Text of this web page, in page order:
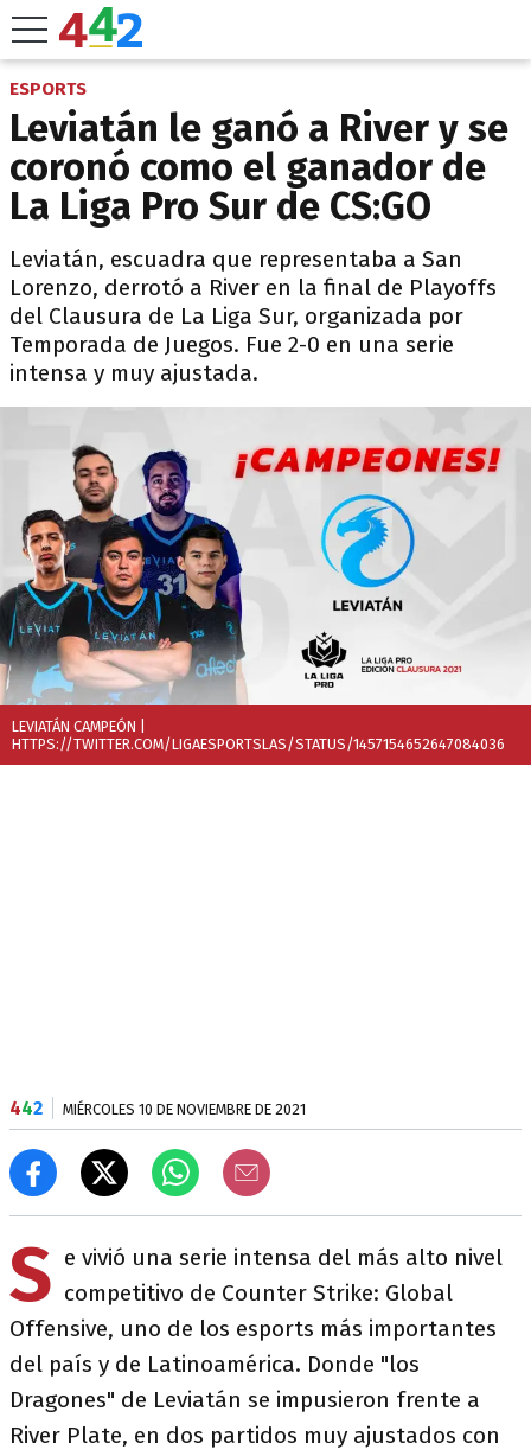
ESPORTS
Leviatán le ganó a River y se
coronó como el ganador de
La Liga Pro Sur de CS:GO
Leviatán, escuadra que representaba a San
Lorenzo, derrotó a River en la final de Playoffs
del Clausura de La Liga Sur, organizada por
Temporada de Juegos. Fue 2-0 en una serie
intensa y muy ajustada.
LEVIATÁN CAMPEÓN
HTTPS://TWITTER.COM/LIGAESPORTSLAS/STATUS/1457154652647084036
442 MIÉRCOLES 10 DE NOVIEMBRE DE 2021
S e vivió una serie intensa del más alto nivel
competitivo de Counter Strike: Global
Offensive, uno de los esports más importantes
del país y de Latinoamérica. Donde "los
Dragones" de Leviatán se impusieron frente a
River Plate, en dos partidos muy ajustados con